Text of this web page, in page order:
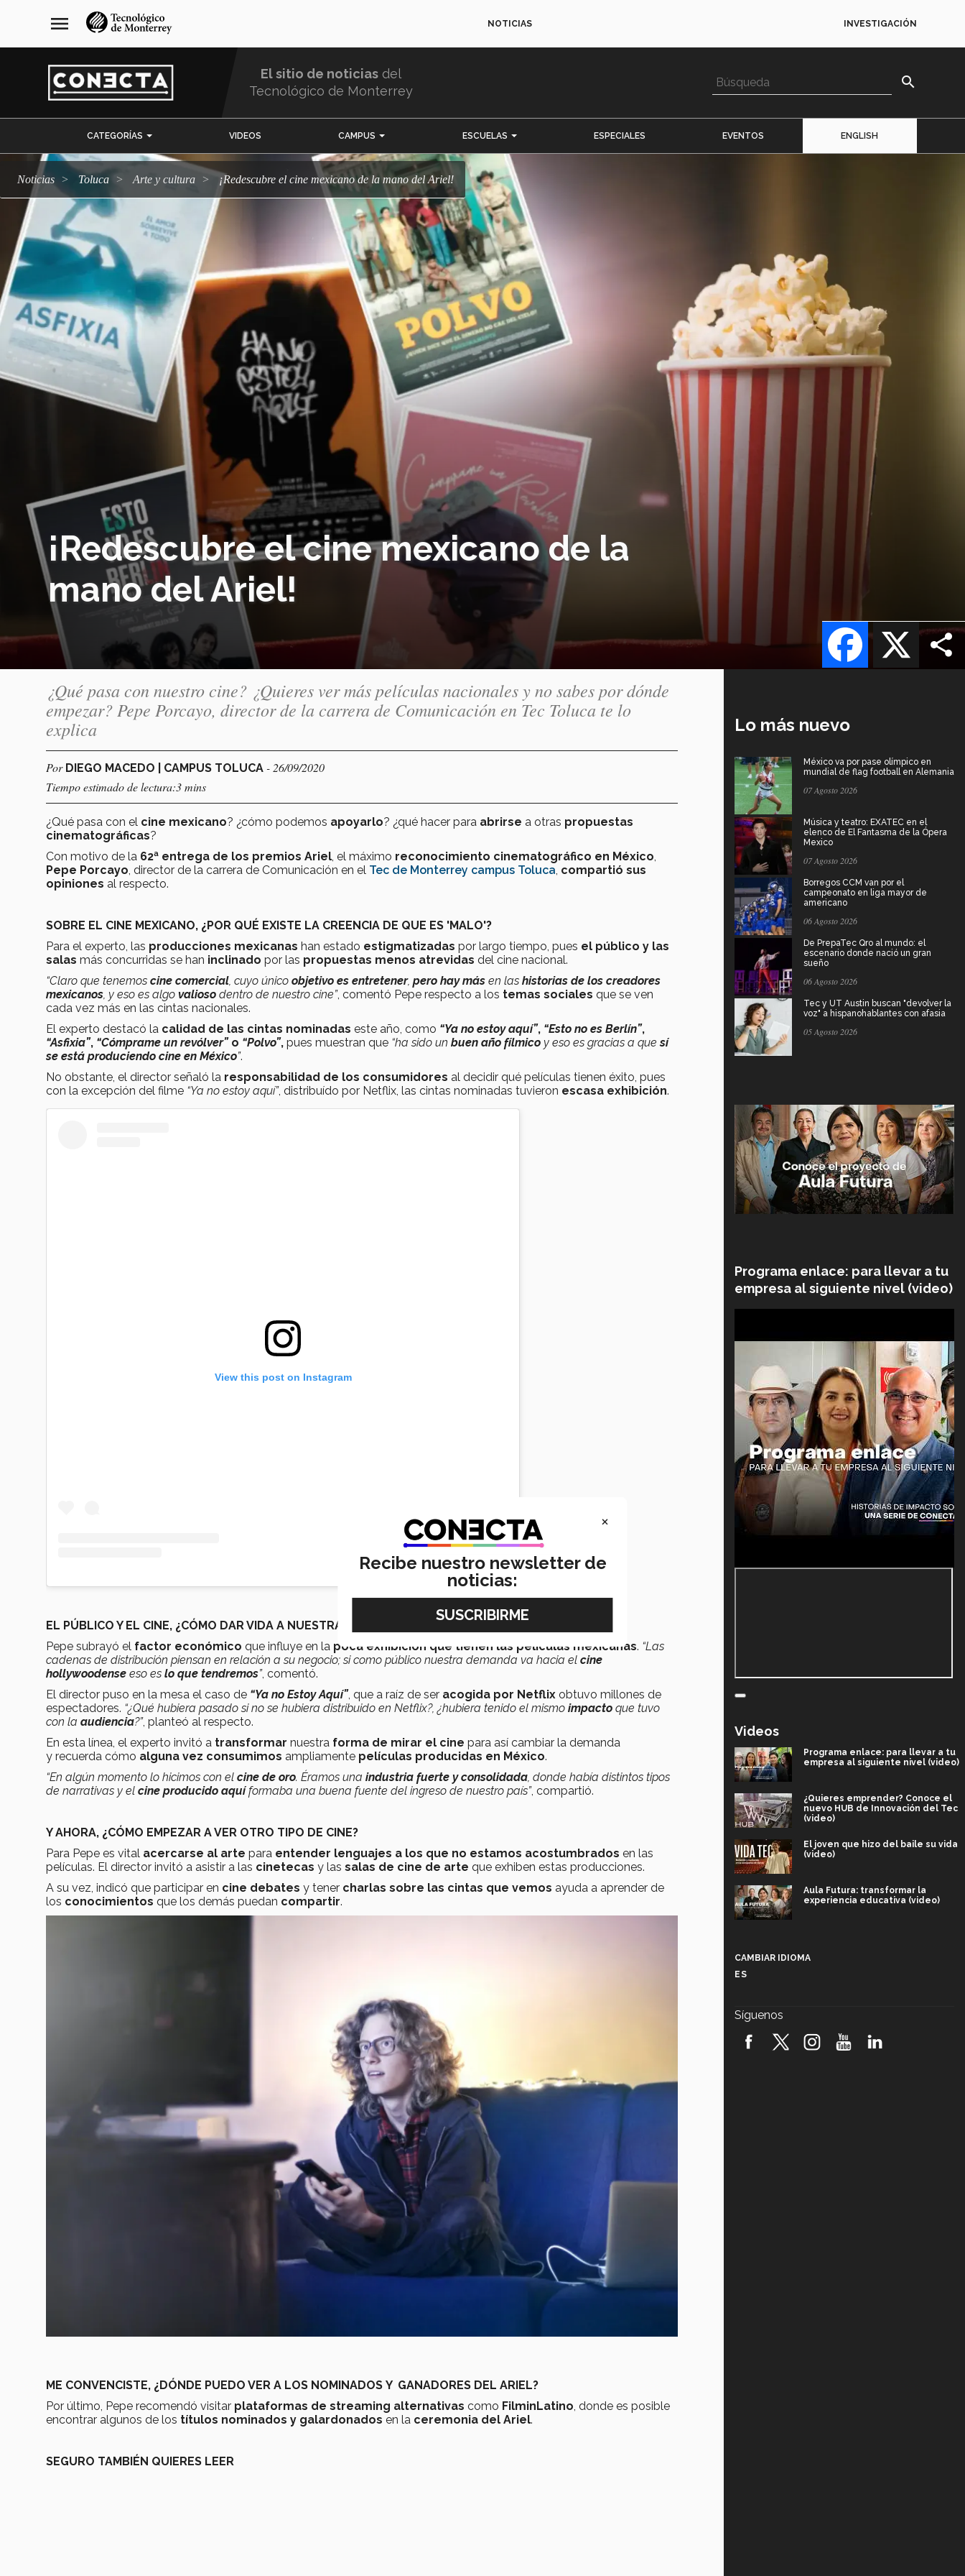
navegación
principal
menu NOTICIAS INVESTIGACIÓN
El sitio de noticias del
Tecnológico de Monterrey
search
CATEGORÍAS VIDEOS CAMPUS ESCUELAS ESPECIALES EVENTOS ENGLISH
Noticias Toluca arte y cultura ¡Redescubre el cine mexicano de la mano del Ariel!
¡Redescubre el cine mexicano de la
mano del Ariel!
X
Facebook
¿Qué pasa con nuestro cine? ¿Quieres ver más películas nacionales y no sabes por dónde
empezar? Pepe Porcayo, director de la carrera de Comunicación en Tec Toluca te lo
explica
Por DIEGO MACEDO | CAMPUS TOLUCA - 26/09/2020
Tiempo estimado de lectura:3 mins
¿Qué pasa con el cine mexicano? ¿cómo podemos apoyarlo? ¿qué hacer para abrirse a otras propuestas
cinematográficas?
Con motivo de la 62ª entrega de los premios Ariel , el máximo reconocimiento cinematográfico en México
Pepe Porcayo , director de la carrera de Comunicación en el Tec de Monterrey campus Toluca compartió sus
opiniones al respecto.
SOBRE EL CINE MEXICANO, ¿POR QUÉ EXISTE LA CREENCIA DE QUE ES 'MALO'?
Para el experto, las producciones mexicanas han estado estigmatizadas por largo tiempo, pues el público y las
salas más concurridas se han inclinado por las propuestas menos atrevidas del cine nacional.
“Claro que tenemos cine comercial , cuyo único objetivo es entretener, pero hay más en las historias de los creadores
mexicanos , y eso es algo valioso dentro de nuestro cine”, comentó Pepe respecto a los temas sociales que se ven
cada vez más en las cintas nacionales.
El experto destacó la calidad de las cintas nominadas este año, como “Ya no estoy aquí”, “Esto no es Berlín”,
“Asfixia”, “Cómprame un revólver” o “Polvo”, pues muestran que “ha sido un buen año fílmico y eso es gracias a quesí
se está produciendo cine en México”.
No obstante, el director señaló la responsabilidad de los consumidores al decidir qué películas tienen éxito, pues
con la excepción del filme “Ya no estoy aquí”, distribuído por Netflix, las cintas nominadas tuvieron escasa exhibición.
View this post on Instagram
EL PÚBLICO Y EL CINE, ¿CÓMO DAR VIDA A NUESTRA INDUSTRIA?
Pepe subrayó el factor económico que influye en la poca exhibición que tienen las películas mexicanas. “Las
cadenas de distribución piensan en relación a su negocio; si como público nuestra demanda va hacia el cine
hollywoodense eso es lo que tendremos”, comentó.
El director puso en la mesa el caso de “Ya no Estoy Aquí”, que a raíz de ser acogida por Netflix obtuvo millones de
espectadores. “¿Qué hubiera pasado si no se hubiera distribuido en Netflix?, ¿hubiera tenido el mismo impacto que tuvo
con la audiencia?”, planteó al respecto.
En esta línea, el experto invitó a transformar nuestra forma de mirar el cine para así cambiar la demanda
y recuerda cómo alguna vez consumimos ampliamente películas producidas en México.
“En algún momento lo hicimos con el cine de oro. Éramos una industria fuerte y consolidada , donde había distintos tipos
de narrativas y el cine producido aquíformaba una buena fuente del ingreso de nuestro país”, compartió.
Y AHORA, ¿CÓMO EMPEZAR A VER OTRO TIPO DE CINE?
Para Pepe es vital acercarse al arte para entender lenguajes a los que no estamos acostumbrados en las
películas. El director invitó a asistir a las cinetecas y las salas de cine de arte que exhiben estas producciones.
A su vez, indicó que participar en cine debates y tener charlas sobre las cintas que vemos ayuda a aprender de
los conocimientos que los demás puedan compartir.
ME CONVENCISTE, ¿DÓNDE PUEDO VER A LOS NOMINADOS Y GANADORES DEL ARIEL?
Por último, Pepe recomendó visitar plataformas de streaming alternativas como FilminLatino, donde es posible
encontrar algunos de los títulos nominados y galardonados en la ceremonia del Ariel.
SEGURO TAMBIÉN QUIERES LEER
Lo más nuevo
México va por pase olímpico en
mundial de flag football en Alemania
07 Agosto 2026
Música y teatro: EXATEC en el
elenco de El Fantasma de la Ópera
Mexico
07 Agosto 2026
Borregos CCM van por el
campeonato en liga mayor de
americano
06 Agosto 2026
De PrepaTec Qro al mundo: el
escenario donde nació un gran
sueño
06 Agosto 2026
Tec y UT Austin buscan "devolver la
voz" a hispanohablantes con afasia
05 Agosto 2026
Programa enlace: para llevar a tu
empresa al siguiente nivel (video)
Videos
Programa enlace: para llevar a tu
empresa al siguiente nivel (video)
¿Quieres emprender? Conoce el
nuevo HUB de Innovación del Tec
(video)
El joven que hizo del baile su vida
(video)
Aula Futura: transformar la
experiencia educativa (video)
robótica FIRST 2026! (video)
CAMBIAR IDIOMA
ES
Síguenos
×
Recibe nuestro newsletter de
noticias: